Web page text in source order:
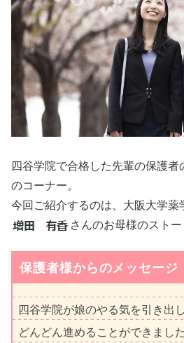
四谷学院で合格した先輩の保護者
のコーナー。
今回ご紹介するのは、大阪大学薬
さんのお母様のストー
保護者様からのメッセージ
四谷学院が娘のやる気を引き出
どんどん進めることができまし